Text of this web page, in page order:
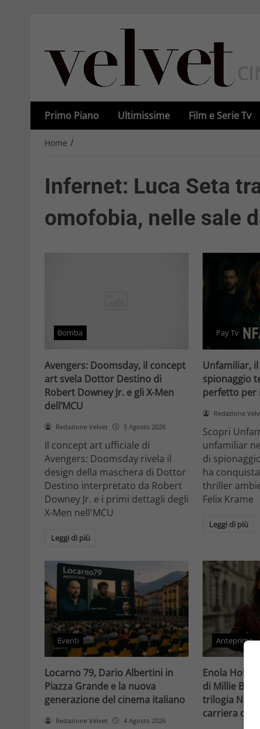
Primo Piano Ultimissime Film e Serie Tv
Home /
Infernet: Luca Seta
omofobia, nelle sale
Bomba
Avengers: Doomsday, il concept
art svela Dottor Destino di
Robert Downey Jr. e gli X-Men
dell’MCU
Redazione Velvet 5 Agosto 2026
Il concept art ufficiale di
Avengers: Doomsday rivela il
design della maschera di Dottor
Destino interpretato da Robert
Downey Jr. e i primi dettagli degli
X-Men nell'MCU
Leggi di più
Pay Tv
Unfamiliar,
spionaggio
perfetto per
Redazione
Scopri
unfamiliar
di
ha
thriller
Felix Krame
Leggi di più
Eventi
Locarno 79, Dario Albertini in
Piazza Grande e la nuova
generazione del cinema italiano
Redazione Velvet 4 Agosto 2026
Anteprime
Enola
di Millie
trilogia
carriera di